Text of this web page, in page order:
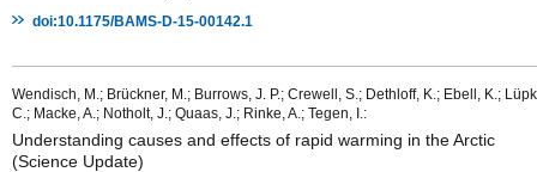
doi:10.1175/BAMS-D-15-00142.1
Wendisch, M.; Brückner, M.; Burrows, J. P.; Crewell, S.; Dethloff, K.; Ebell, K.;
C.; Macke, A.; Notholt, J.; Quaas, J.; Rinke, A.; Tegen, I.:
Understanding causes and effects of rapid warming in the Arctic
(Science Update)